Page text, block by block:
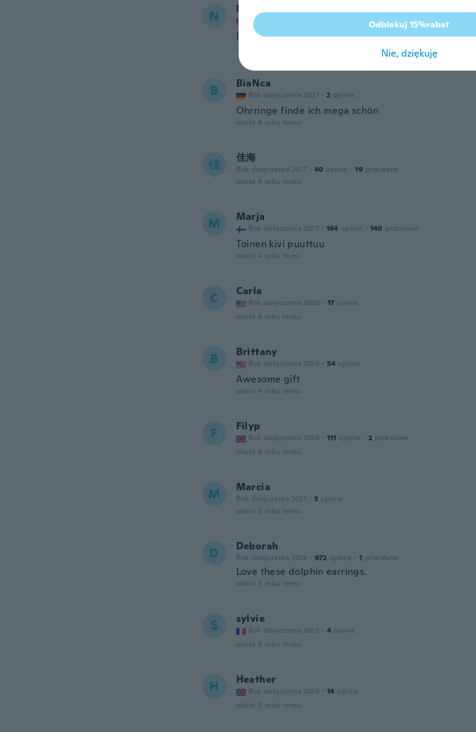
N Nora
Rok dołączenia 2022
I love them
około 4 roku temu
B BiaNca
Rok dołączenia 2021 · 2 opinie
Ohrringe finde ich mega schön
około 4 roku temu
佳 佳海
Rok dołączenia 2017 · 40 opinie · 19 przesłane
około 4 roku temu
M Marja
Rok dołączenia 2017 · 164 opinie · 140 przesłane
Toinen kivi puuttuu
około 4 roku temu
C Carla
Rok dołączenia 2020 · 17 opinie
około 4 roku temu
B Brittany
Rok dołączenia 2016 · 54 opinie
Awesome gift
około 4 roku temu
F Filyp
Rok dołączenia 2018 · 111 opinie · 2 przesłane
około 4 roku temu
M Marcia
Rok dołączenia 2021 · 3 opinie
około 5 roku temu
D Deborah
Rok dołączenia 2018 · 972 opinie · 1 przesłane
Love these dolphin earrings.
około 5 roku temu
S sylvie
Rok dołączenia 2015 · 4 opinie
około 5 roku temu
H Heather
Rok dołączenia 2018 · 14 opinie
około 5 roku temu
Odblokuj 15%rabat
Nie, dziękuję